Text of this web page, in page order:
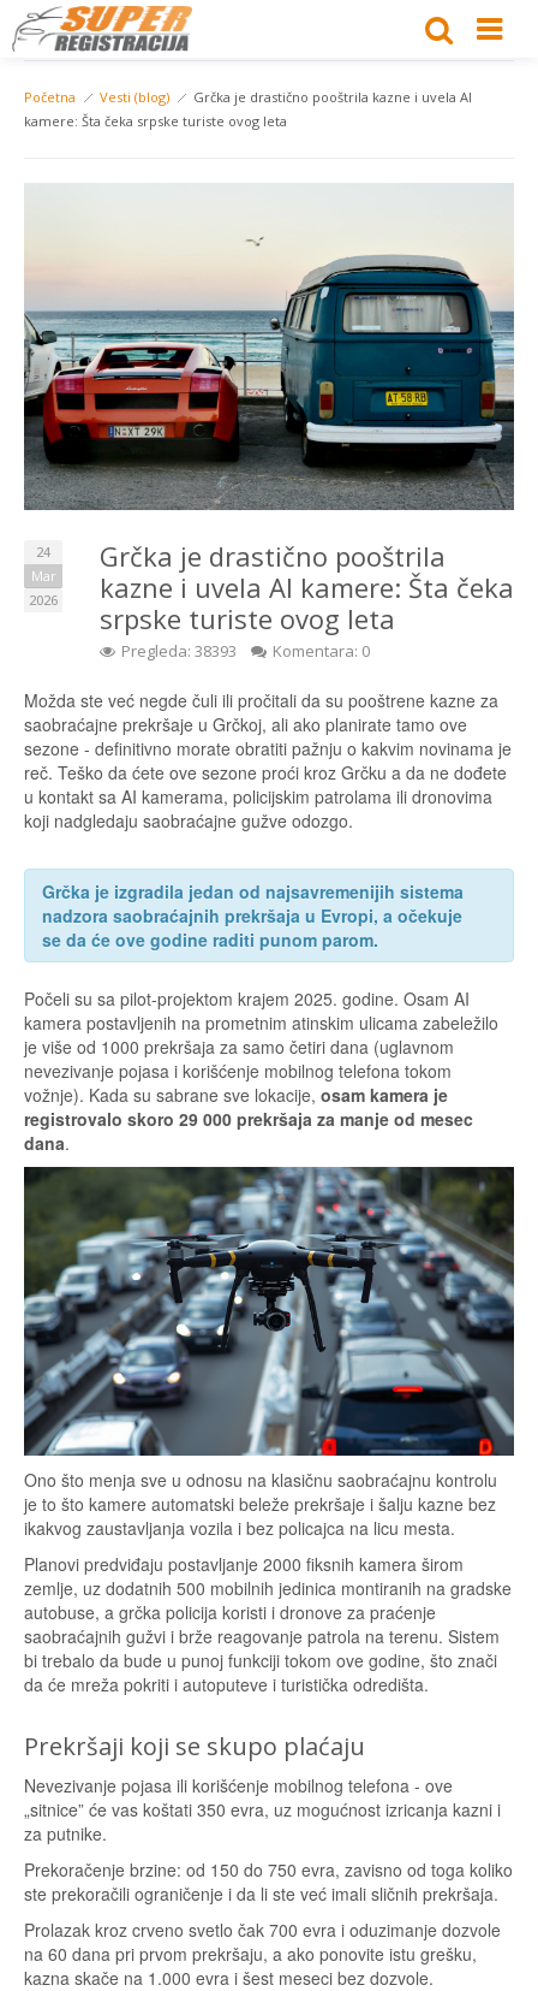
Početna Vesti (blog)
Grčka je drastično pooštrila kazne i uvela AI
kamere: Šta čeka srpske turiste ovog leta
24
Mar
2026
Grčka je drastično pooštrila
kazne i uvela AI kamere: Šta čeka
srpske turiste ovog leta
Pregleda: 38393 Komentara: 0
Možda ste već negde čuli ili pročitali da su pooštrene kazne za
saobraćajne prekršaje u Grčkoj, ali ako planirate tamo ove
sezone - definitivno morate obratiti pažnju o kakvim novinama je
reč. Teško da ćete ove sezone proći kroz Grčku a da ne dođete
u kontakt sa AI kamerama, policijskim patrolama ili dronovima
koji nadgledaju saobraćajne gužve odozgo.
Grčka je izgradila jedan od najsavremenijih sistema
nadzora saobraćajnih prekršaja u Evropi, a očekuje
se da će ove godine raditi punom parom.
Počeli su sa pilot-projektom krajem 2025. godine. Osam AI
kamera postavljenih na prometnim atinskim ulicama zabeležilo
je više od 1000 prekršaja za samo četiri dana (uglavnom
nevezivanje pojasa i korišćenje mobilnog telefona tokom
vožnje). Kada su sabrane sve lokacije, osam kamera je
registrovalo skoro 29 000 prekršaja za manje od mesec
dana.
Ono što menja sve u odnosu na klasičnu saobraćajnu kontrolu
je to što kamere automatski beleže prekršaje i šalju kazne bez
ikakvog zaustavljanja vozila i bez policajca na licu mesta.
Planovi predviđaju postavljanje 2000 fiksnih kamera širom
zemlje, uz dodatnih 500 mobilnih jedinica montiranih na gradske
autobuse, a grčka policija koristi i dronove za praćenje
saobraćajnih gužvi i brže reagovanje patrola na terenu. Sistem
bi trebalo da bude u punoj funkciji tokom ove godine, što znači
da će mreža pokriti i autoputeve i turistička odredišta.
Prekršaji koji se skupo plaćaju
Nevezivanje pojasa ili korišćenje mobilnog telefona - ove
„sitnice” će vas koštati 350 evra, uz mogućnost izricanja kazni i
za putnike.
Prekoračenje brzine: od 150 do 750 evra, zavisno od toga koliko
ste prekoračili ograničenje i da li ste već imali sličnih prekršaja.
Prolazak kroz crveno svetlo čak 700 evra i oduzimanje dozvole
na 60 dana pri prvom prekršaju, a ako ponovite istu grešku,
kazna skače na 1.000 evra i šest meseci bez dozvole.